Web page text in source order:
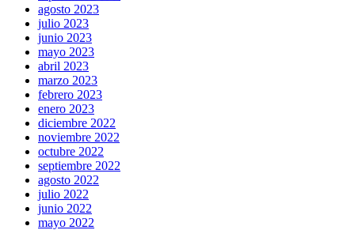
agosto 2023
julio 2023
junio 2023
mayo 2023
abril 2023
marzo 2023
febrero 2023
enero 2023
diciembre 2022
noviembre 2022
octubre 2022
septiembre 2022
agosto 2022
julio 2022
junio 2022
mayo 2022